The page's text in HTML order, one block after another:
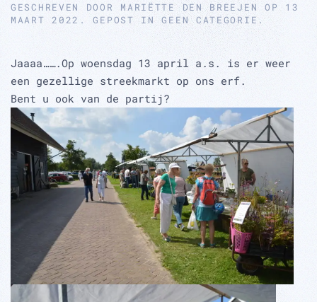
GESCHREVEN DOOR MARIËTTE DEN BREEJEN OP 13
MAART 2022 . GEPOST INGEEN CATEGORIE.
Jaaaa…….Op woensdag 13 april a.s. is er weer
een gezellige streekmarkt op ons erf.
Bent u ook van de partij?